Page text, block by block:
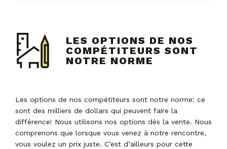
LES OPTIONS DE NOS
COMPÉTITEURS SONT
NOTRE NORME
Les options de nos compétiteurs sont notre norme: ce
sont des milliers de dollars qui peuvent faire la
différence! Nous utilisons nos options dès la vente. Nous
comprenons que lorsque vous venez à notre rencontre,
vous voulez un prix juste. C’est d’ailleurs pour cette